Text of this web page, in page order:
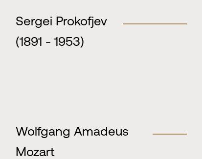
Sergei Prokofjev
(1891 - 1953)
Wolfgang Amadeus
Mozart